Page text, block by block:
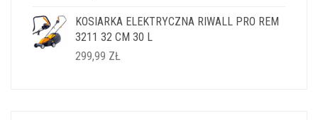
KOSIARKA ELEKTRYCZNA RIWALL PRO REM
3211 32 CM 30 L
299,99 ZŁ